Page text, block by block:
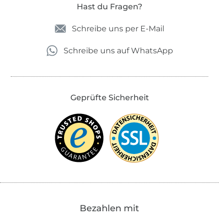
Hast du Fragen?
Schreibe uns per E-Mail
Schreibe uns auf WhatsApp
Geprüfte Sicherheit
Bezahlen mit